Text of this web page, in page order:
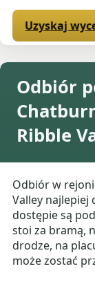
Uzyskaj
Odbiór
Ribble
Odbiór w
Valley najlepiej
dostępie są
stoi za bramą,
drodze, na
może zostać